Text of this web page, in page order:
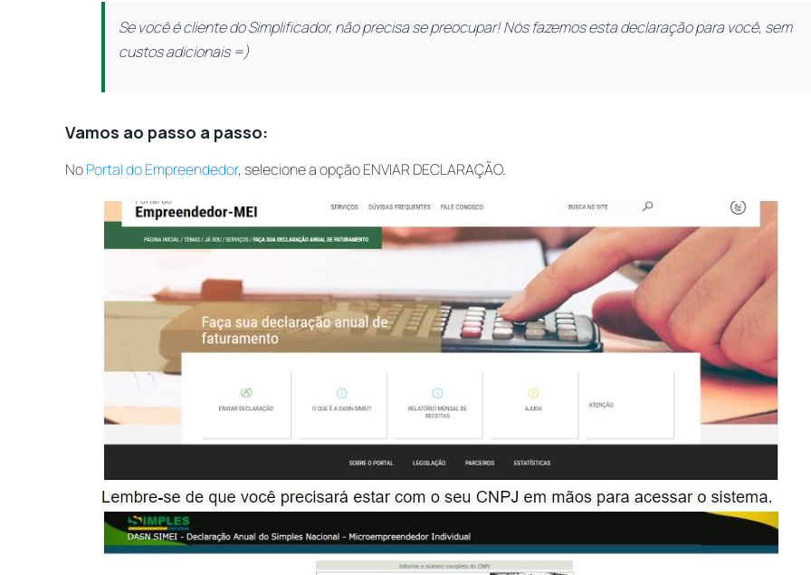
Se você é cliente do Simplificador, não precisa se preocupar! Nós fazemos esta declaração para você, sem
custos adicionais =)
Vamos ao passo a passo:
NoPortal do Empreendedor, selecione a opção ENVIAR DECLARAÇÃO.